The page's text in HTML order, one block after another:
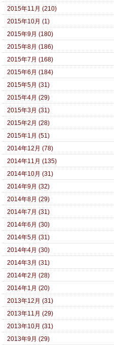
2015年11月 (210)
2015年10月 (1)
2015年9月 (180)
2015年8月 (186)
2015年7月 (168)
2015年6月 (184)
2015年5月 (31)
2015年4月 (29)
2015年3月 (31)
2015年2月 (28)
2015年1月 (51)
2014年12月 (78)
2014年11月 (135)
2014年10月 (31)
2014年9月 (32)
2014年8月 (29)
2014年7月 (31)
2014年6月 (30)
2014年5月 (31)
2014年4月 (30)
2014年3月 (31)
2014年2月 (28)
2014年1月 (20)
2013年12月 (31)
2013年11月 (29)
2013年10月 (31)
2013年9月 (29)